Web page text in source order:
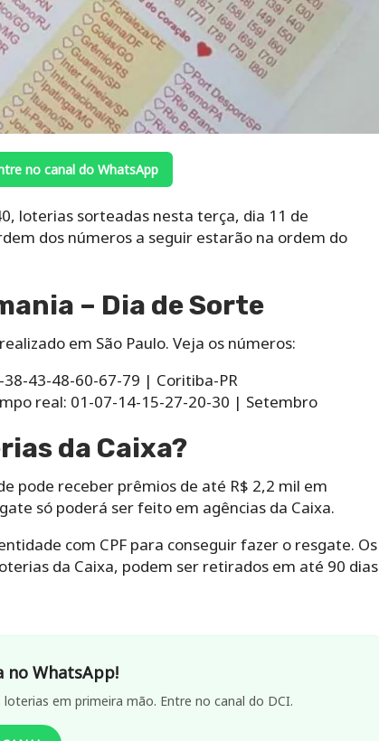
no canal do WhatsApp
loterias sorteadas nesta terça, dia 11 de
dos números a seguir estarão na ordem do
– Dia de Sorte
em São Paulo. Veja os números:
43-48-60-67-79 | Coritiba-PR
real: 01-07-14-15-27-20-30 | Setembro
da Caixa?
pode receber prêmios de até R$ 2,2 mil em
só poderá ser feito em agências da Caixa.
com CPF para conseguir fazer o resgate. Os
da Caixa, podem ser retirados em até 90 dias
no WhatsApp!
em primeira mão. Entre no canal do DCI.